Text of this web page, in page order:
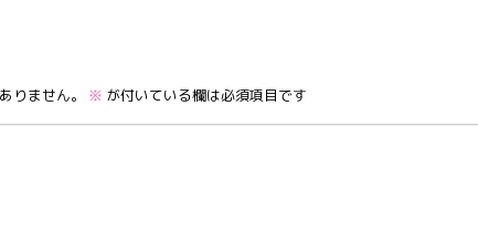
りません。 ※ が付いている欄は必須項目です